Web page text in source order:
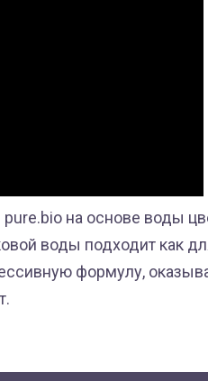
на основе воды
воды подходит как
формулу,